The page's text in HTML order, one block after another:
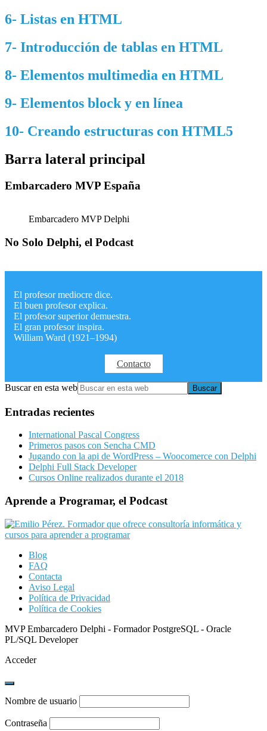
6- Listas en HTML
7- Introducción de tablas en HTML
8- Elementos multimedia en HTML
9- Elementos block y en línea
10- Creando estructuras con HTML5
Barra lateral principal
Embarcadero MVP España
Embarcadero MVP Delphi
No Solo Delphi, el Podcast
El profesor mediocre dice.
El buen profesor explica.
El profesor superior demuestra.
El gran profesor inspira.
William Ward (1921–1994)
Contacto
Buscar en esta web
Entradas recientes
International Pascal Congress
Primeros pasos con Sencha CMD
Jugando con la api de WordPress – Woocomerce con Delphi
Delphi Full Stack Developer
Cursos Online realizados durante el 2018
Aprende a Programar, el Podcast
Blog
FAQ
Contacta
Aviso Legal
Política de Privacidad
Política de Cookies
MVP Embarcadero Delphi - Formador PostgreSQL - Oracle
PL/SQL Developer
Acceder
Nombre de usuario
Contraseña